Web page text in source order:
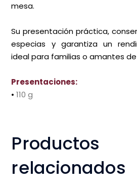
mesa.
Su presentación práctica,
especias y garantiza un
ideal para familias o amantes
Presentaciones:
•110 g
Productos
relacionados